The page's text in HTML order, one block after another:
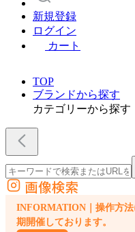
新規登録
ログイン
カート
TOP
ブランドから探す
カテゴリーから探す
外部サイトの商品をカートに追加
他のサイトで見つけた商品ページのURLを
画像検索
INFORMATION｜操作方
期開催しております。